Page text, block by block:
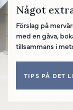
Något
Förslag på
med en gåva,
tillsammans i
TIPS PÅ DET